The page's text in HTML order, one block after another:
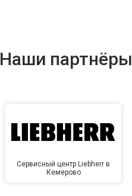
Наши партнёры
Сервисный центр Liebherr в
Кемерово